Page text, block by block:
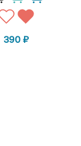
390 ₽